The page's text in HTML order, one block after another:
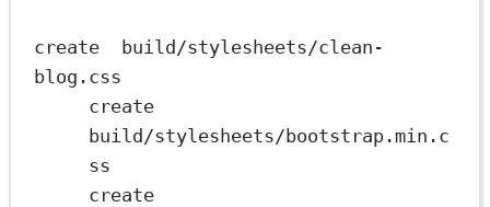
create  build/stylesheets/clean -
blog. css
create
build/stylesheets/bootstrap. min . c
ss
create